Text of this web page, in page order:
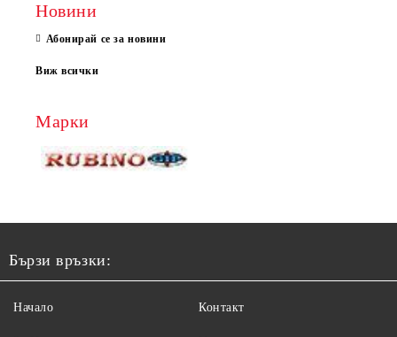
Новини
Абонирай се за новини
Виж всички
Марки
Бързи връзки:
Начало Контакт